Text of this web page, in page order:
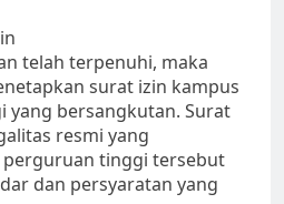
telah terpenuhi, maka
surat izin kampus
yang bersangkutan. Surat
resmi yang
tinggi tersebut
dan persyaratan yang